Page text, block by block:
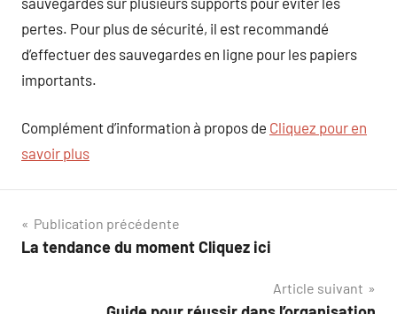
pertes. Pour plus de sécurité, il est recommandé
d’effectuer des sauvegardes en ligne pour les papiers
importants.
Complément d’information à propos de Cliquez pour en
savoir plus
Navigation
de
Publication précédente
La tendance du moment Cliquez ici
Article suivant